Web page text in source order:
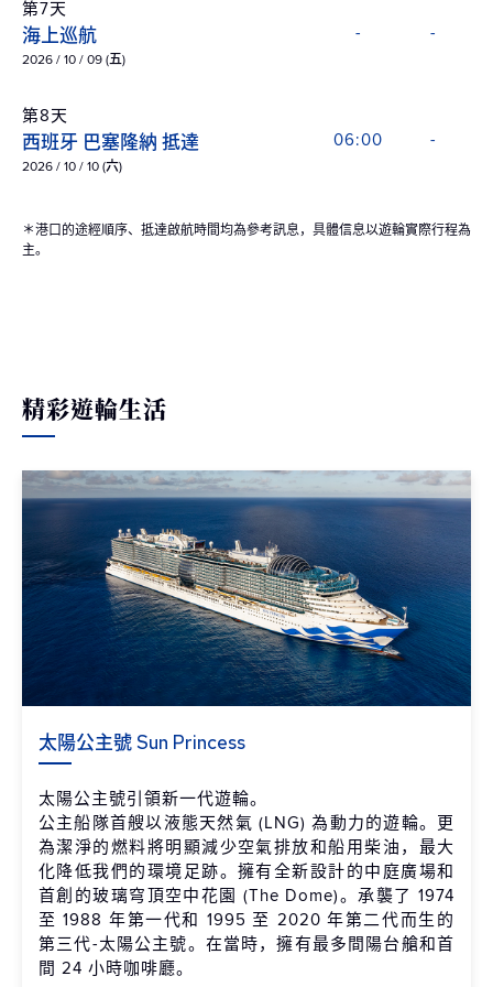
第7天
海上巡航
2026 / 10 / 09 (五)
- -
第8天
西班牙 巴塞隆納 抵達
2026 / 10 / 10 (六)
06:00 -
＊港口的途經順序、抵達啟航時間均為參考訊息，具體信息以遊輪實際行程為
主。
精彩遊輪生活
太陽公主號 Sun Princess
太陽公主號引領新一代遊輪。
公主船隊首艘以液態天然氣 (LNG) 為動力的遊輪。更
為潔淨的燃料將明顯減少空氣排放和船用柴油，最大
化降低我們的環境足跡。擁有全新設計的中庭廣場和
首創的玻璃穹頂空中花園 (The Dome)。承襲了 1974
至 1988 年第一代和 1995 至 2020 年第二代而生的
第三代-太陽公主號。在當時，擁有最多間陽台艙和首
間 24 小時咖啡廳。